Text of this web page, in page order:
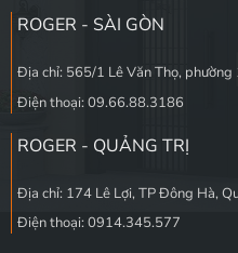
ROGER - SÀI GÒN
Địa chỉ: 565/1 Lê Văn Thọ, phường
Điện thoại: 09.66.88.3186
ROGER - QUẢNG TRỊ
Địa chỉ: 174 Lê Lợi, TP Đông Hà,
Điện thoại: 0914.345.577